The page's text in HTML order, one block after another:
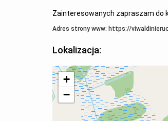
Zainteresowanych zapraszam do
Adres strony www: https://
Lokalizacja:
+
−